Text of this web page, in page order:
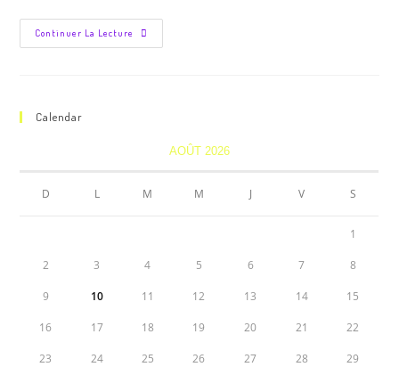
Continuer La Lecture
Calendar
AOÛT 2026
D L M M J V S
1
2 3 4 5 6 7 8
9 10 11 12 13 14 15
16 17 18 19 20 21 22
23 24 25 26 27 28 29